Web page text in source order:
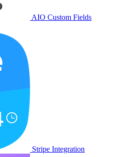
AIO Custom Fields
Stripe Integration